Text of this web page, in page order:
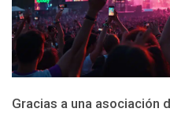
Gracias a una asociación